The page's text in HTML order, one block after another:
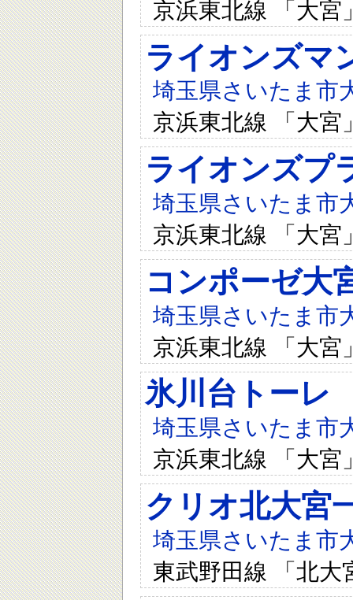
京浜東北線 「大宮
ライオンズマ
埼玉県さいたま市
京浜東北線 「大宮
ライオンズプ
埼玉県さいたま市
京浜東北線 「大宮
コンポーゼ大
埼玉県さいたま市
京浜東北線 「大宮
氷川台トーレ
埼玉県さいたま市
京浜東北線 「大宮
クリオ北大宮
埼玉県さいたま市
東武野田線 「北大